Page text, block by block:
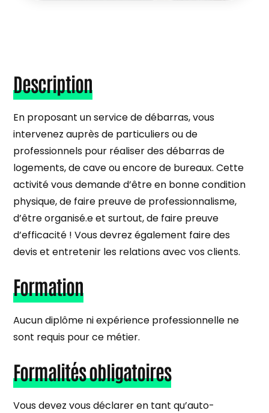
Description
En proposant un service de débarras, vous
intervenez auprès de particuliers ou de
professionnels pour réaliser des débarras de
logements, de cave ou encore de bureaux. Cette
activité vous demande d’être en bonne condition
physique, de faire preuve de professionnalisme,
d’être organisé.e et surtout, de faire preuve
d’efficacité ! Vous devrez également faire des
devis et entretenir les relations avec vos clients.
Formation
Aucun diplôme ni expérience professionnelle ne
sont requis pour ce métier.
Formalités obligatoires
Vous devez vous déclarer en tant qu’auto-